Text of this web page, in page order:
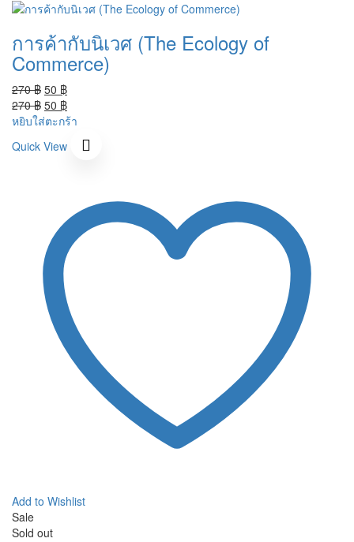
การค้ากับนิเวศ (The Ecology of
Commerce)
270฿ Original
price
was:
50 ฿Current
price
is:
50 ฿.
270฿ Original
price
270 ฿.
50 ฿Current
price
50 ฿.
หยิบใส่ตะกร้า
Quick View
Add to Wishlist
Sale
Sold out